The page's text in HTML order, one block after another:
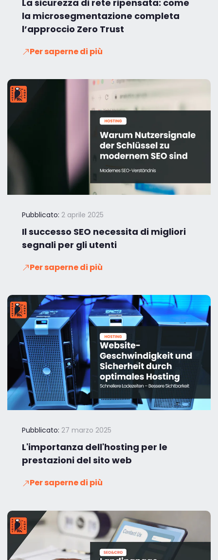
La sicurezza di rete ripensata: come
la microsegmentazione completa
l’approccio Zero Trust
Per saperne di più
Pubblicato: 2 aprile 2025
Il successo SEO necessita di migliori
segnali per gli utenti
Per saperne di più
Pubblicato: 27 marzo 2025
L'importanza dell'hosting per le
prestazioni del sito web
Per saperne di più